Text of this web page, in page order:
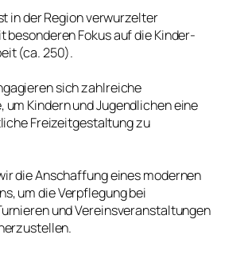
in der Region verwurzelter
besonderen Fokus auf die Kinder-
(ca. 250).
sich zahlreiche
um Kindern und Jugendlichen eine
Freizeitgestaltung zu
die Anschaffung eines modernen
um die Verpflegung bei
und Vereinsveranstaltungen